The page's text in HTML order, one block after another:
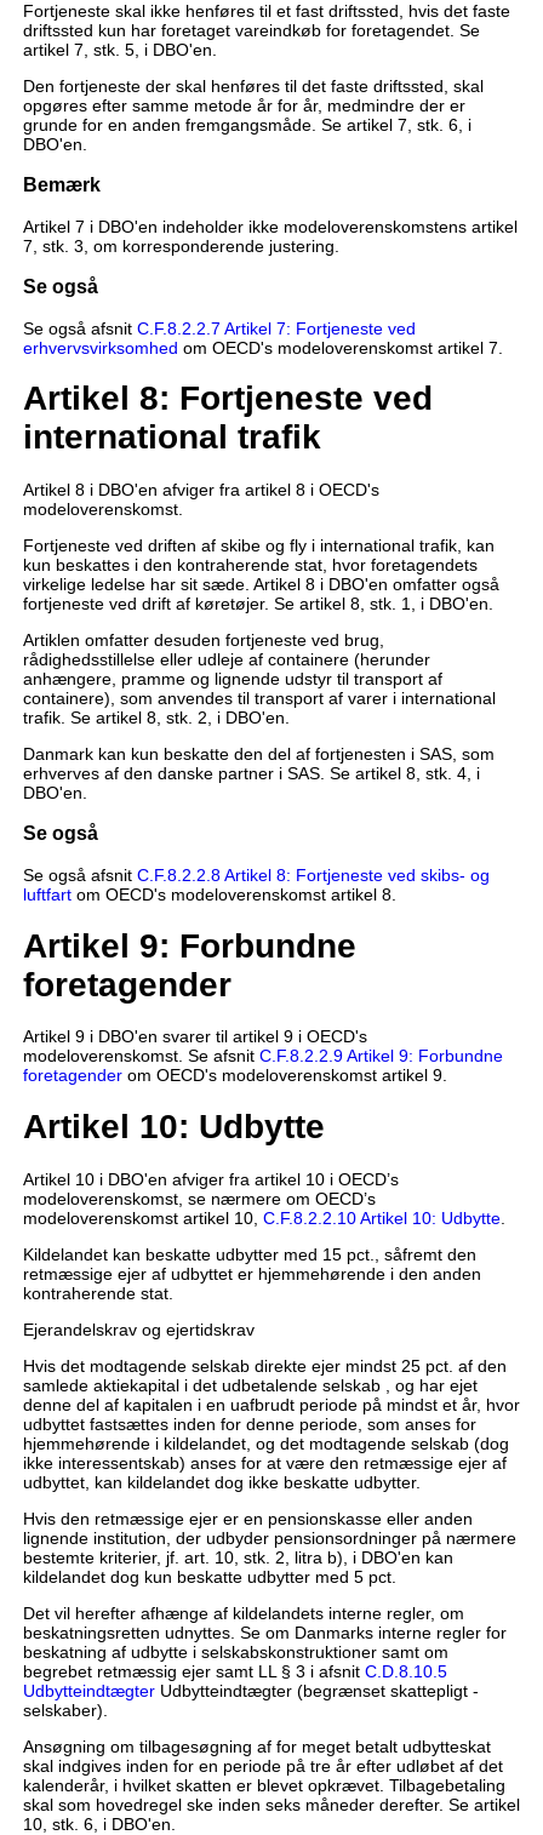
Fortjeneste skal ikke henføres til et fast driftssted, hvis det faste
driftssted kun har foretaget vareindkøb for foretagendet. Se
artikel 7, stk. 5, i DBO'en.
Den fortjeneste der skal henføres til det faste driftssted, skal
opgøres efter samme metode år for år, medmindre der er
grunde for en anden fremgangsmåde. Se artikel 7, stk. 6, i
DBO'en.
Bemærk
Artikel 7 i DBO'en indeholder ikke modeloverenskomstens artikel
7, stk. 3, om korresponderende justering.
Se også
Se også afsnit C.F.8.2.2.7 Artikel 7: Fortjeneste ved
erhvervsvirksomhed om OECD's modeloverenskomst artikel 7.
Artikel 8: Fortjeneste ved
international trafik
Artikel 8 i DBO'en afviger fra artikel 8 i OECD's
modeloverenskomst.
Fortjeneste ved driften af skibe og fly i international trafik, kan
kun beskattes i den kontraherende stat, hvor foretagendets
virkelige ledelse har sit sæde. Artikel 8 i DBO'en omfatter også
fortjeneste ved drift af køretøjer. Se artikel 8, stk. 1, i DBO'en.
Artiklen omfatter desuden fortjeneste ved brug,
rådighedsstillelse eller udleje af containere (herunder
anhængere, pramme og lignende udstyr til transport af
containere), som anvendes til transport af varer i international
trafik. Se artikel 8, stk. 2, i DBO'en.
Danmark kan kun beskatte den del af fortjenesten i SAS, som
erhverves af den danske partner i SAS. Se artikel 8, stk. 4, i
DBO'en.
Se også
Se også afsnit C.F.8.2.2.8 Artikel 8: Fortjeneste ved skibs- og
luftfartom OECD's modeloverenskomst artikel 8.
Artikel 9: Forbundne
foretagender
Artikel 9 i DBO'en svarer til artikel 9 i OECD's
modeloverenskomst. Se afsnit C.F.8.2.2.9 Artikel 9: Forbundne
foretagenderom OECD's modeloverenskomst artikel 9.
Artikel 10: Udbytte
Artikel 10 i DBO'en afviger fra artikel 10 i OECD’s
modeloverenskomst, se nærmere om OECD’s
modeloverenskomst artikel 10, C.F.8.2.2.10 Artikel 10: Udbytte.
Kildelandet kan beskatte udbytter med 15 pct., såfremt den
retmæssige ejer af udbyttet er hjemmehørende i den anden
kontraherende stat.
Ejerandelskrav og ejertidskrav
Hvis det modtagende selskab direkte ejer mindst 25 pct. af den
samlede aktiekapital i det udbetalende selskab , og har ejet
denne del af kapitalen i en uafbrudt periode på mindst et år, hvor
udbyttet fastsættes inden for denne periode, som anses for
hjemmehørende i kildelandet, og det modtagende selskab (dog
ikke interessentskab) anses for at være den retmæssige ejer af
udbyttet, kan kildelandet dog ikke beskatte udbytter.
Hvis den retmæssige ejer er en pensionskasse eller anden
lignende institution, der udbyder pensionsordninger på nærmere
bestemte kriterier, jf. art. 10, stk. 2, litra b), i DBO'en kan
kildelandet dog kun beskatte udbytter med 5 pct.
Det vil herefter afhænge af kildelandets interne regler, om
beskatningsretten udnyttes. Se om Danmarks interne regler for
beskatning af udbytte i selskabskonstruktioner samt om
begrebet retmæssig ejer samt LL § 3 i afsnit C.D.8.10.5
UdbytteindtægterUdbytteindtægter (begrænset skattepligt -
selskaber).
Ansøgning om tilbagesøgning af for meget betalt udbytteskat
skal indgives inden for en periode på tre år efter udløbet af det
kalenderår, i hvilket skatten er blevet opkrævet. Tilbagebetaling
skal som hovedregel ske inden seks måneder derefter. Se artikel
10, stk. 6, i DBO'en.